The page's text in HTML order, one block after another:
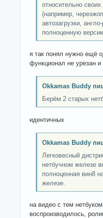
относительно
(например,
автозагрузки,
полноценную
я так понял нужно ещё
функционал не урезан
Okkamas Buddy
Берём 2 старых
идентичных
Okkamas Buddy
Легковесный
нетбучном железе
полноценная вин8
железе.
на видео с тем
воспроизводилось,